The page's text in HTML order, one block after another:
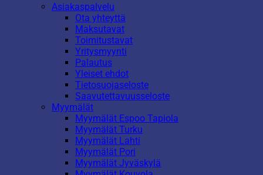
Asiakaspalvelu
Ota yhteyttä
Maksutavat
Toimitustavat
Yritysmyynti
Palautus
Yleiset ehdot
Tietosuojaseloste
Saavutettavuusseloste
Myymälät
Myymälät Espoo Tapiola
Myymälät Turku
Myymälät Lahti
Myymälät Pori
Myymälät Jyväskylä